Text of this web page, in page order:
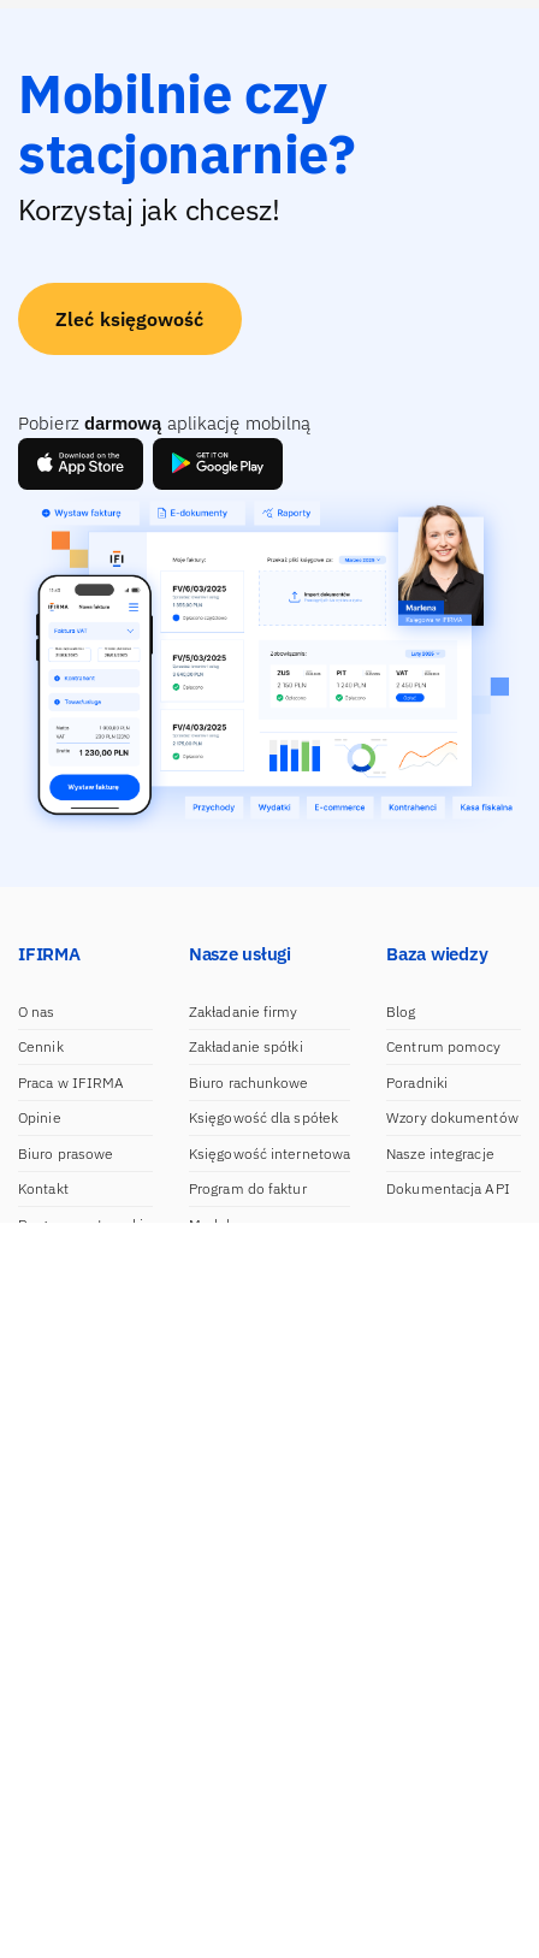
Mobilnie czy
stacjonarnie?
Korzystaj jak chcesz!
Zleć księgowość
Pobierz darmową aplikację mobilną
IFIRMA
O nas
Cennik
Praca w IFIRMA
Opinie
Biuro prasowe
Kontakt
Program partnerski
Nasze usługi
Zakładanie firmy
Zakładanie spółki
Biuro rachunkowe
Księgowość dla spółek
Księgowość internetowa
Program do faktur
Moduł e-commerce
Baza wiedzy
Blog
Centrum pomocy
Poradniki
Wzory dokumentów
Nasze integracje
Dokumentacja API